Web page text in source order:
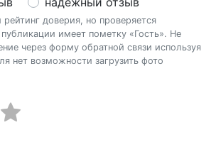
доверия, но проверяется
имеет пометку «Гость». Не
через форму обратной связи используя
нет возможности загрузить фото